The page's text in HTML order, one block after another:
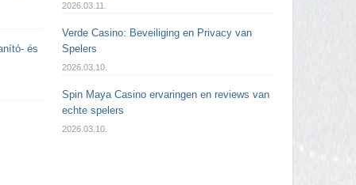
és
2026.03.11.
Verde Casino: Beveiliging en Privacy van
Spelers
2026.03.10.
Spin Maya Casino ervaringen en reviews van
echte spelers
2026.03.10.